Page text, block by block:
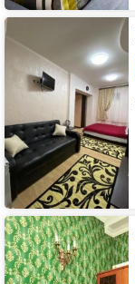
Гостевой
дом
ЯР
Отель
Венеция